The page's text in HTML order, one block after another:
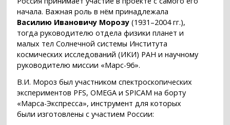
начала. Важная роль в нём принадлежала
Василию Ивановичу Морозу (1931–2004 гг.),
тогда руководителю отдела физики планет и
малых тел Солнечной системы Института
космических исследований (ИКИ) РАН и научному
руководителю миссии «Марс-96».
В.И. Мороз был участником спектроскопических
экспериментов PFS, OMEGA и SPICAM на борту
«Марса-Экспресса», инструмент для которых
были изготовлены с участием России: